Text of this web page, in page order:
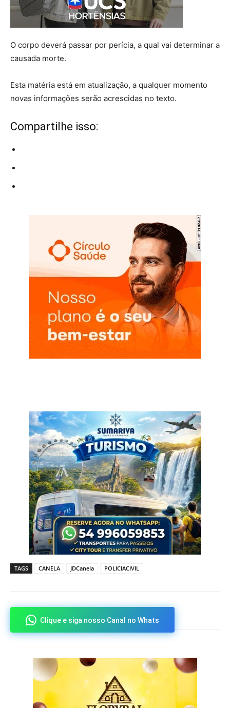
O corpo deverá passar por perícia, a qual vai determinar a
causada morte.
Esta matéria está em atualização, a qualquer momento
novas informações serão acrescidas no texto.
Compartilhe isso:
TAGS CANELA JDCanela POLICIACIVIL
Clique e siga nosso Canal no Whats